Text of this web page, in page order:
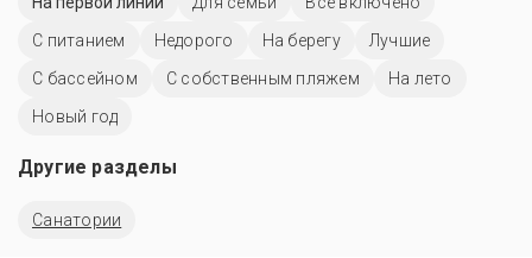
С питанием
Недорого На берегу
Лучшие
C бассейном
С собственным пляжем
На лето
Новый год
Другие разделы
Санатории